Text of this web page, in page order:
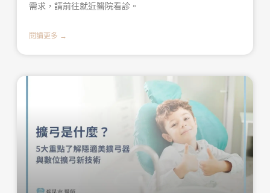
需求，請前往就近醫院看診。
閱讀更多 →